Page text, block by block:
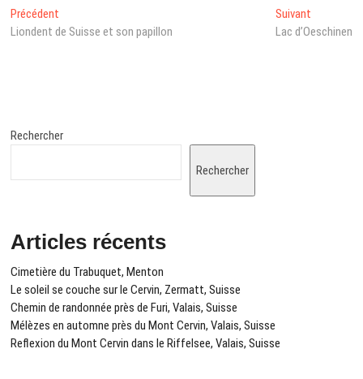
Navigation
de
Précédent
précédent
Liondent de Suisse et son papillon
SuivantNext
post:
Lac d’Oeschinen
Rechercher
Rechercher
Articles récents
Cimetière du Trabuquet, Menton
Le soleil se couche sur le Cervin, Zermatt, Suisse
Chemin de randonnée près de Furi, Valais, Suisse
Mélèzes en automne près du Mont Cervin, Valais, Suisse
Reflexion du Mont Cervin dans le Riffelsee, Valais, Suisse